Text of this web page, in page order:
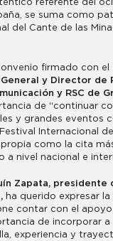
referente del
se suma como
del Cante de las
firmado con el
y Director de
y RSC de
de “continuar
y grandes eventos
Internacional
propia como la cita
a nivel nacional e
Zapata, presidente
ha querido expresar
contar con el apoyo
de incorporar a
experiencia y